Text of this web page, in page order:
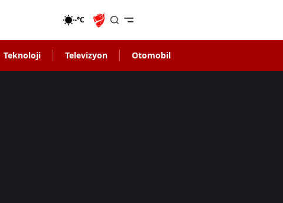
-°C
Teknoloji Televizyon Otomobil